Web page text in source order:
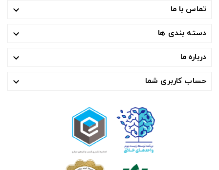
تماس با ما 
دسته بندی ها 
درباره ما 
حساب کاربری شما 